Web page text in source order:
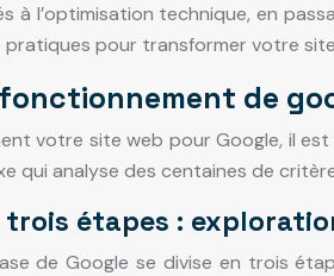
à l’optimisation technique, en
pratiques pour transformer votre
de
votre site web pour Google, il
qui analyse des centaines de
trois étapes :
de Google se divise en trois